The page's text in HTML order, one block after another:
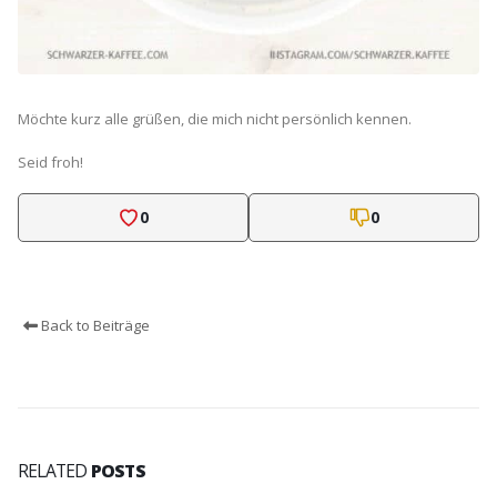
Möchte kurz alle grüßen, die mich nicht persönlich kennen.
Seid froh!
0 0
Back to Beiträge
RELATED POSTS